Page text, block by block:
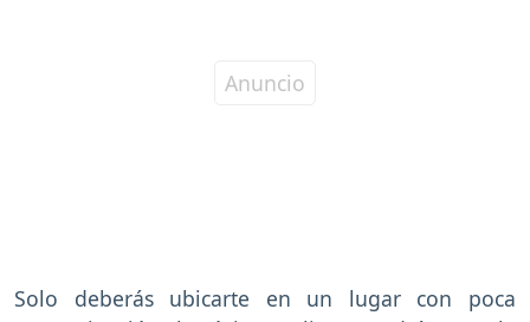
Solo deberás ubicarte en un lugar con poca